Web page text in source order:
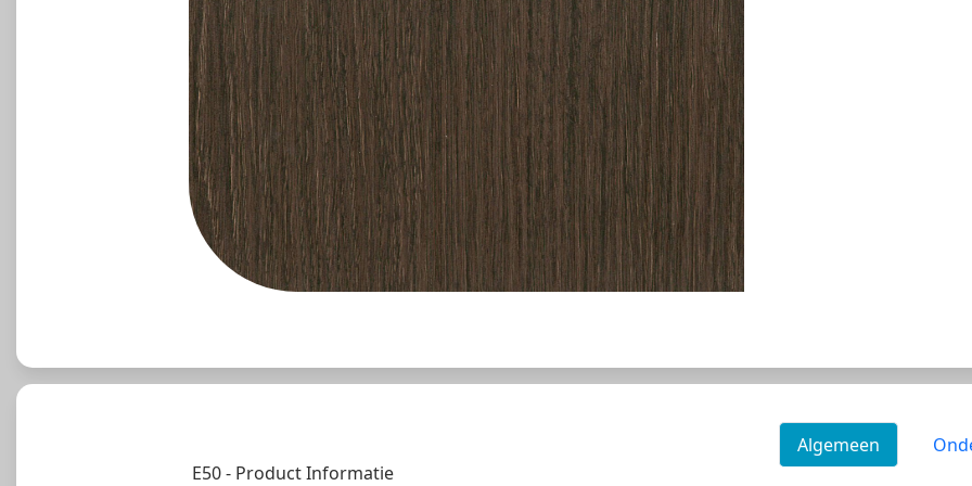
E50 - Product Informatie
Algemeen